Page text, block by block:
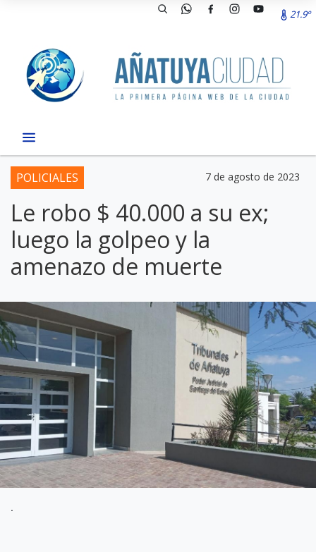
21.9º
POLICIALES 7 de agosto de 2023
Le robo $ 40.000 a su ex;
luego la golpeo y la
amenazo de muerte
.